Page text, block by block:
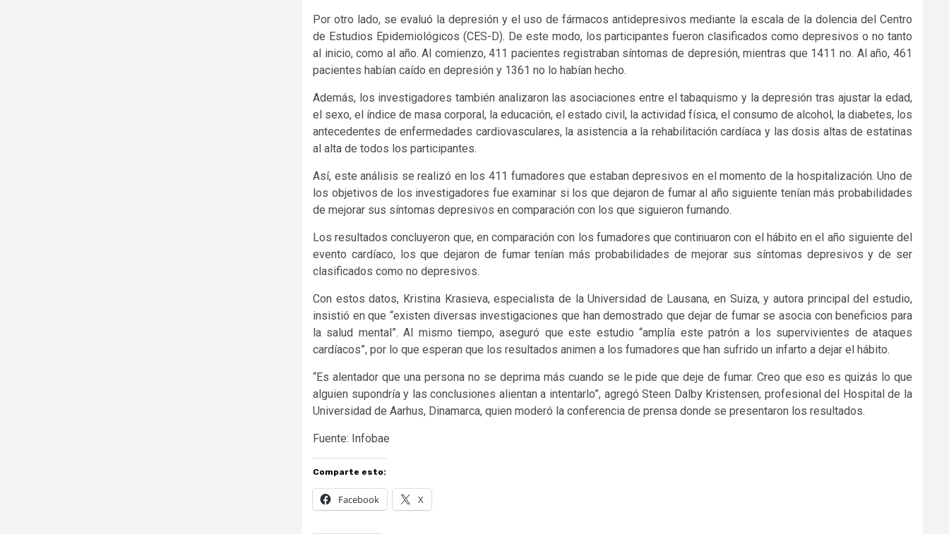
Por otro lado, se evaluó la depresión y el uso de fármacos antidepresivos mediante la escala de la dolencia del Centro
de Estudios Epidemiológicos (CES-D). De este modo, los participantes fueron clasificados como depresivos o no tanto
al inicio, como al año. Al comienzo, 411 pacientes registraban síntomas de depresión, mientras que 1411 no. Al año, 461
pacientes habían caído en depresión y 1361 no lo habían hecho.
Además, los investigadores también analizaron las asociaciones entre el tabaquismo y la depresión tras ajustar la edad,
el sexo, el índice de masa corporal, la educación, el estado civil, la actividad física, el consumo de alcohol, la diabetes, los
antecedentes de enfermedades cardiovasculares, la asistencia a la rehabilitación cardíaca y las dosis altas de estatinas
al alta de todos los participantes.
Así, este análisis se realizó en los 411 fumadores que estaban depresivos en el momento de la hospitalización. Uno de
los objetivos de los investigadores fue examinar si los que dejaron de fumar al año siguiente tenían más probabilidades
de mejorar sus síntomas depresivos en comparación con los que siguieron fumando.
Los resultados concluyeron que, en comparación con los fumadores que continuaron con el hábito en el año siguiente del
evento cardíaco, los que dejaron de fumar tenían más probabilidades de mejorar sus síntomas depresivos y de ser
clasificados como no depresivos.
Con estos datos, Kristina Krasieva, especialista de la Universidad de Lausana, en Suiza, y autora principal del estudio,
insistió en que “existen diversas investigaciones que han demostrado que dejar de fumar se asocia con beneficios para
la salud mental”. Al mismo tiempo, aseguró que este estudio “amplía este patrón a los supervivientes de ataques
cardíacos”, por lo que esperan que los resultados animen a los fumadores que han sufrido un infarto a dejar el hábito.
“Es alentador que una persona no se deprima más cuando se le pide que deje de fumar. Creo que eso es quizás lo que
alguien supondría y las conclusiones alientan a intentarlo”, agregó Steen Dalby Kristensen, profesional del Hospital de la
Universidad de Aarhus, Dinamarca, quien moderó la conferencia de prensa donde se presentaron los resultados.
Fuente: Infobae
Comparte esto:
Facebook X